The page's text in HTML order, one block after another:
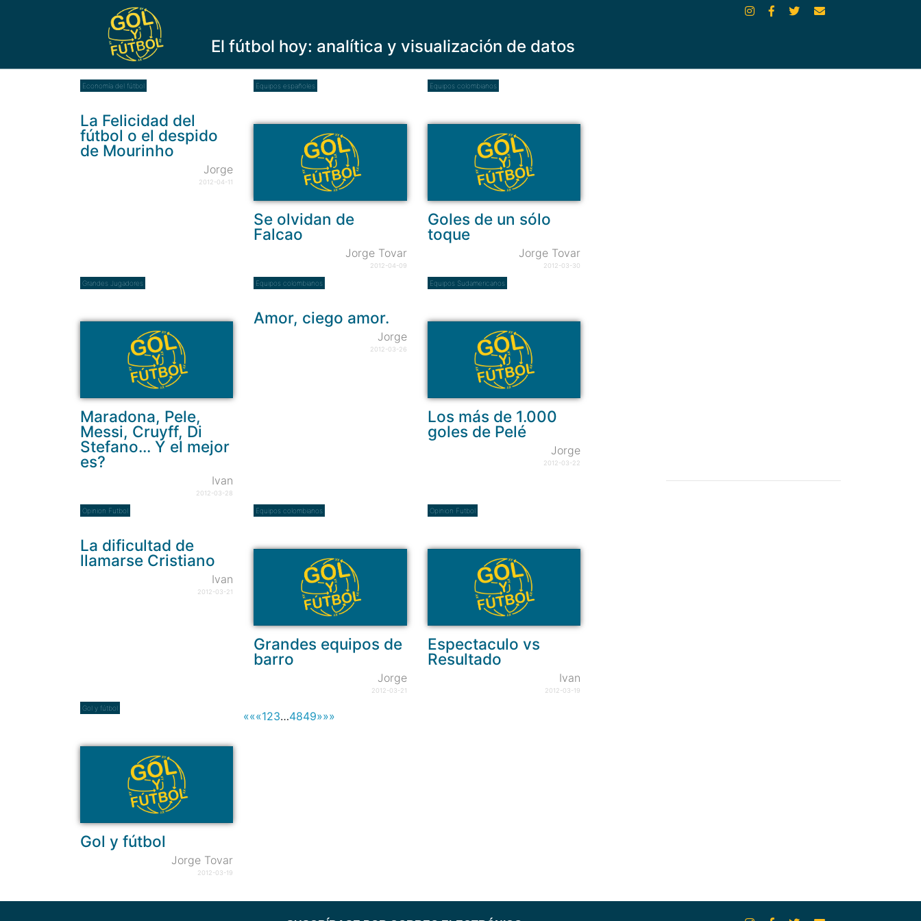
El fútbol hoy: analítica y visualización de datos
Economía del fútbol
La Felicidad del
fútbol o el despido
de Mourinho
Jorge
2012-04-11
Equipos españoles
Se olvidan de
Falcao
Jorge Tovar
2012-04-09
Equipos colombianos
Goles de un sólo
toque
Jorge Tovar
2012-03-30
Grandes Jugadores
Maradona, Pele,
Messi, Cruyff, Di
Stefano… Y el mejor
es?
Ivan
2012-03-28
Equipos colombianos
Amor, ciego amor.
Jorge
2012-03-26
Equipos Sudamericanos
Los más de 1.000
goles de Pelé
Jorge
2012-03-22
Opinion Futbol
La dificultad de
llamarse Cristiano
Ivan
2012-03-21
Equipos colombianos
Grandes equipos de
barro
Jorge
2012-03-21
Opinion Futbol
Espectaculo vs
Resultado
Ivan
2012-03-19
Gol y fútbol
Gol y fútbol
Jorge Tovar
2012-03-19
«««123…4849»»»